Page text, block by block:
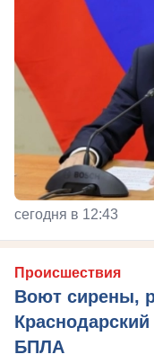
сегодня в 12:43
Происшествия
Воют сирены,
Краснодарский
БПЛА